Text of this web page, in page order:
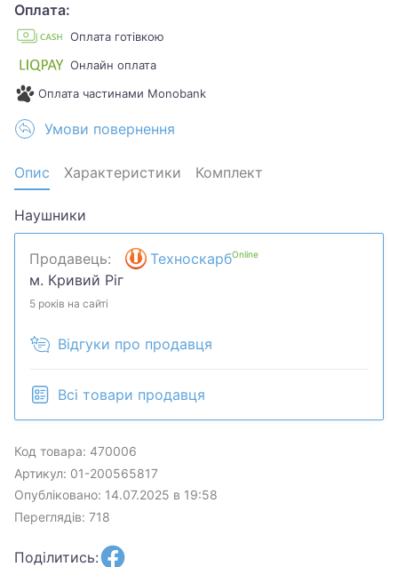
Оплата:
Оплата готівкою
Онлайн оплата
Оплата частинами Monobank
Умови повернення
Опис Характеристики Комплект
Наушники
Продавець: ТехноскарбOnline
м. Кривий Ріг
5 років на сайті
Відгуки про продавця
Всі товари продавця
Код товара: 470006
Артикул: 01-200565817
Опубліковано: 14.07.2025 в 19:58
Переглядів: 718
Поділитись: